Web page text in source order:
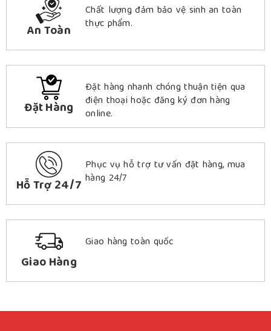
An Toàn
Chất lượng đảm bảo vệ sinh an toàn
thực phẩm.
Đặt Hàng
Đặt hàng nhanh chóng thuận tiện qua
điện thoại hoặc đăng ký đơn hàng
online.
Hỗ Trợ 24/7
Phục vụ hỗ trợ tư vấn đặt hàng, mua
hàng 24/7
Giao Hàng
Giao hàng toàn quốc